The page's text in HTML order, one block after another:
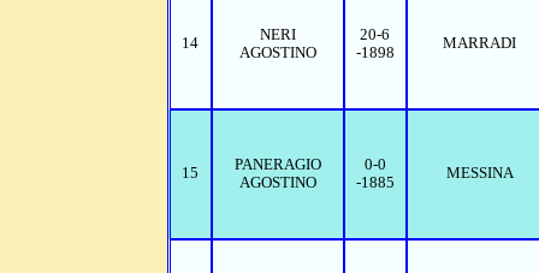
14
NERI
AGOSTINO
20-6
-1898
MARRADI
15
PANERAGIO
AGOSTINO
0-0
-1885
MESSINA